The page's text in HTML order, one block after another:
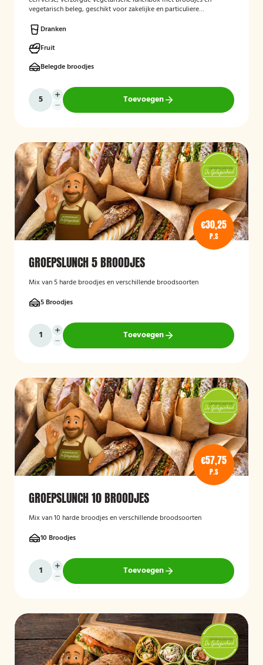
vegetarisch beleg, geschikt voor zakelijke en particuliere
Dranken
Fruit
Belegde broodjes
Toevoegen
€30,25
P.S
GROEPSLUNCH 5 BROODJES
Mix van 5 harde broodjes en verschillende broodsoorten
5 Broodjes
Toevoegen
€57,75
P.S
GROEPSLUNCH 10 BROODJES
Mix van 10 harde broodjes en verschillende broodsoorten
10 Broodjes
Toevoegen